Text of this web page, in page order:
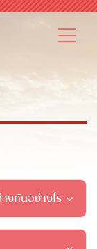
งกันอย่างไร